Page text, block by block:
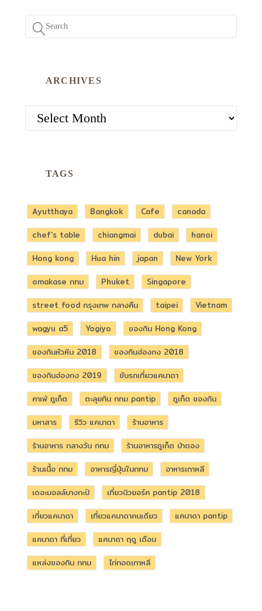
ARCHIVES
TAGS
Ayutthaya Bangkok Cafe
canada
chef's table
chiangmai dubai
hanoi
Hong kong
Hua hin japan
New York
omakase กทม
Phuket
Singapore
street food กรุงเทพ กลางคืน
taipei
Vietnam
wagyu a5
Yogiyo
ของกิน Hong Kong
ของกินหัวหิน 2018
ของกินฮ่องกง 2018
ของกินฮ่องกง 2019
ขับรถเที่ยวแคนาดา
คาเฟ่ ภูเก็ต
ตะลุยกิน กทม pantip
ภูเก็ต ของกิน
มหาสาร
รีวิว แคนาดา
ร้านอาหาร
ร้านอาหาร กลางวัน กทม
ร้านอาหารภูเก็ต ป่าตอง
ร้านเนื้อ กทม
อาหารญี่ปุ่นในกทม
อาหารเกาหลี
เดอะมอลล์บางกะปิ
เที่ยวนิวยอร์ค pantip 2018
เที่ยวแคนาดา
เที่ยวแคนาดาคนเดียว
แคนาดา pantip
แคนาดา ที่เที่ยว
แคนาดา ฤดู เดือน
แหล่งของกิน กทม
ไก่ทอดเกาหลี